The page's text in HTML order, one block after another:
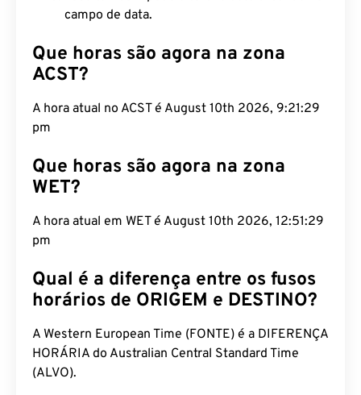
campo de data.
Que horas são agora na zona
ACST?
A hora atual no ACST é August 10th 2026, 9:21:30
pm
Que horas são agora na zona
WET?
A hora atual em WET é August 10th 2026, 12:51:30
pm
Qual é a diferença entre os fusos
horários de ORIGEM e DESTINO?
A Western European Time (FONTE) é a DIFERENÇA
HORÁRIA do Australian Central Standard Time
(ALVO).